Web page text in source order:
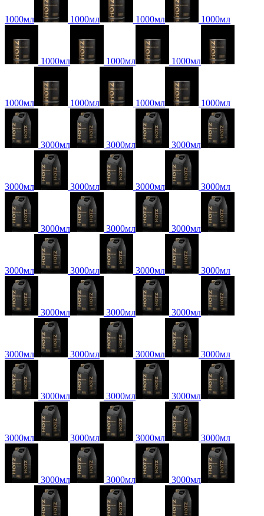
1000мл 1000мл 1000мл 1000мл
1000мл 1000мл 1000мл
1000мл 1000мл 1000мл 1000мл
3000мл 3000мл 3000мл
3000мл 3000мл 3000мл 3000мл
3000мл 3000мл 3000мл
3000мл 3000мл 3000мл 3000мл
3000мл 3000мл 3000мл
3000мл 3000мл 3000мл 3000мл
3000мл 3000мл 3000мл
3000мл 3000мл 3000мл 3000мл
3000мл 3000мл 3000мл